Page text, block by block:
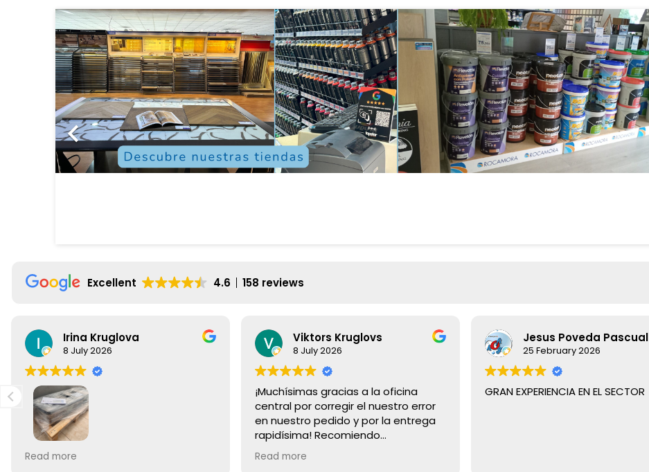

Previous
Excellent 4.6 158 reviews
Irina Kruglova
8 July 2026
Excelente servicio y comunicación
Read more
Viktors Kruglovs
8 July 2026
¡Muchísimas gracias a la oficina
central por corregir el nuestro error
en nuestro pedido y por la entrega
rapidísima! Recomiendo
ampliamente Decoraciones
Rocamora tanto por sus precios
Read more
Jesus Poveda Pascual
25 February 2026
GRAN EXPERIENCIA EN EL SECTOR